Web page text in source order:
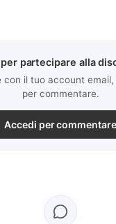
partecipare alla
con il tuo account email,
per commentare.
Accedi per commentare